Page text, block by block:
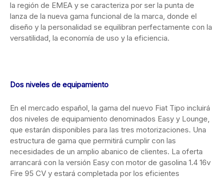
la región de EMEA y se caracteriza por ser la punta de
lanza de la nueva gama funcional de la marca, donde el
diseño y la personalidad se equilibran perfectamente con la
versatilidad, la economía de uso y la eficiencia.
Dos niveles de equipamiento
En el mercado español, la gama del nuevo Fiat Tipo incluirá
dos niveles de equipamiento denominados Easy y Lounge,
que estarán disponibles para las tres motorizaciones. Una
estructura de gama que permitirá cumplir con las
necesidades de un amplio abanico de clientes. La oferta
arrancará con la versión Easy con motor de gasolina 1.4 16v
Fire 95 CV y estará completada por los eficientes